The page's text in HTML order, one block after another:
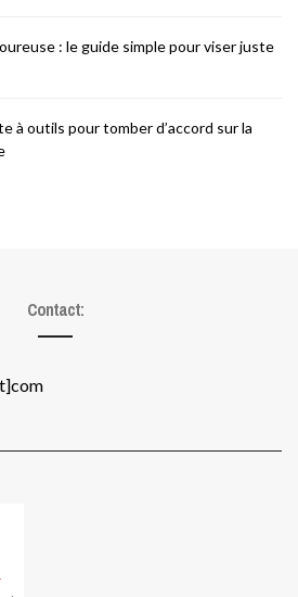
: le guide simple pour viser juste
à outils pour tomber d’accord sur la
Contact: